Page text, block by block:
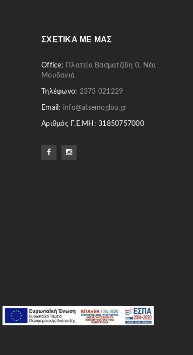
ΣΧΕΤΙΚΆ ΜΕ ΜΑΣ
Office:
Πλατεία Βασματζίδη 0, Νέα
Μουδανιά
Τηλέφωνο: 2373 021229
Email: info@atsemoglou.gr
Αριθμός Γ.Ε.ΜΗ: 31850757000